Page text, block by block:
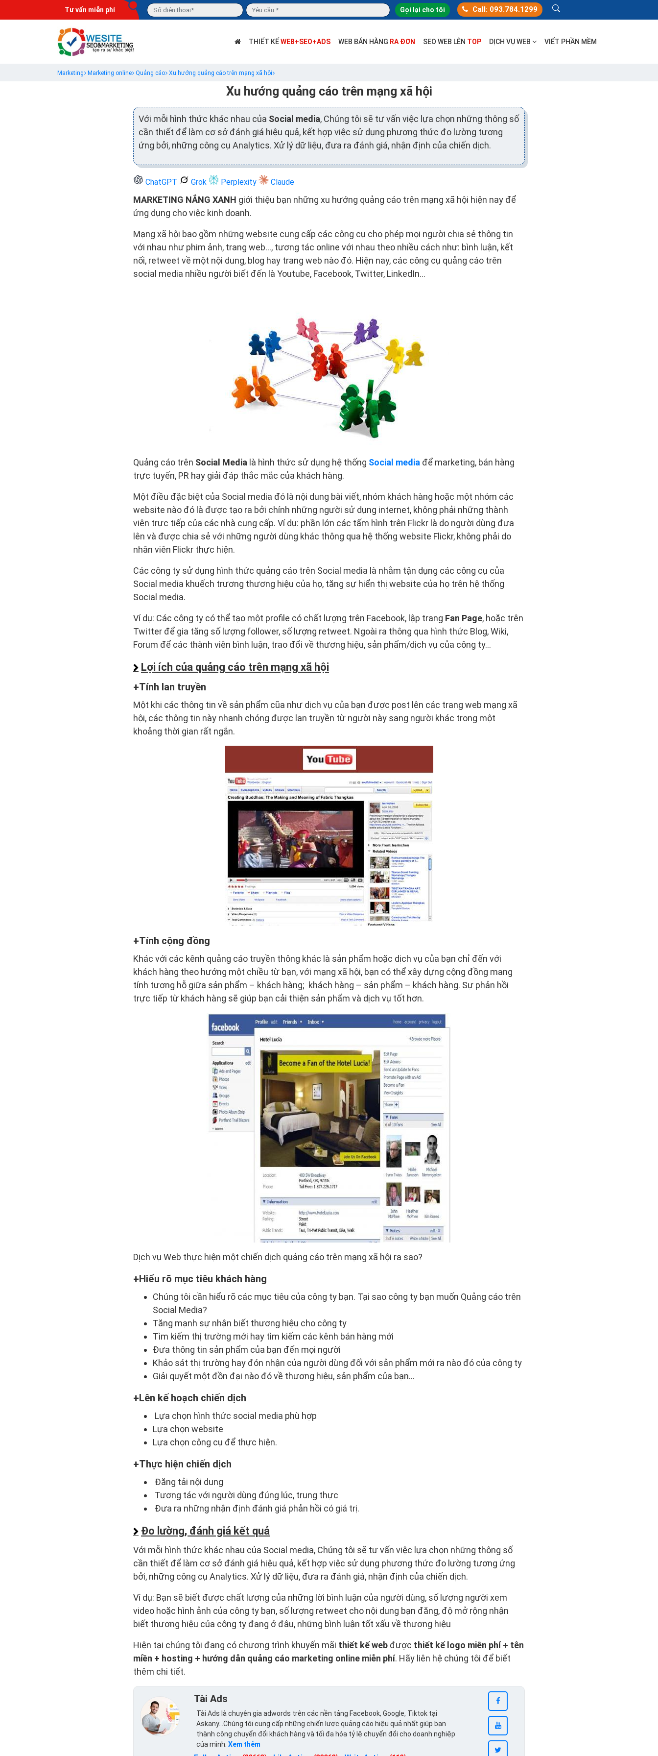
Tư vấn miễn phí Gọi lại cho tôi Call: 093.784.1299
THIẾT KẾWEB+SEO+ADS WEB BÁN HÀNG RA ĐƠN SEO WEB LÊN TOP DỊCH VỤ WEB VIẾT PHẦN MỀM
Marketing Marketing online Quảng cáo Xu hướng quảng cáo trên mạng xã hội
Xu hướng quảng cáo trên mạng xã hội
Với mỗi hình thức khác nhau của Social media, Chúng tôi sẽ tư vấn việc lựa chọn những thông số
cần thiết để làm cơ sở đánh giá hiệu quả, kết hợp việc sử dụng phương thức đo lường tương
ứng bởi, những công cụ Analytics. Xử lý dữ liệu, đưa ra đánh giá, nhận định của chiến dịch.
ChatGPT Grok Perplexity Claude
MARKETING NẮNG XANH giới thiệu bạn những xu hướng quảng cáo trên mạng xã hội hiện nay để
ứng dụng cho việc kinh doanh.
Mạng xã hội bao gồm những website cung cấp các công cụ cho phép mọi người chia sẻ thông tin
với nhau như phim ảnh, trang web…, tương tác online với nhau theo nhiều cách như: bình luận, kết
nối, retweet về một nội dung, blog hay trang web nào đó. Hiện nay, các công cụ quảng cáo trên
social media nhiều người biết đến là Youtube, Facebook, Twitter, LinkedIn…
Quảng cáo trên Social Media là hình thức sử dụng hệ thống Social media để marketing, bán hàng
trực tuyến, PR hay giải đáp thắc mắc của khách hàng.
Một điều đặc biệt của Social media đó là nội dung bài viết, nhóm khách hàng hoặc một nhóm các
website nào đó là được tạo ra bởi chính những người sử dụng internet, không phải những thành
viên trực tiếp của các nhà cung cấp. Ví dụ: phần lớn các tấm hình trên Flickr là do người dùng đưa
lên và được chia sẻ với những người dùng khác thông qua hệ thống website Flickr, không phải do
nhân viên Flickr thực hiện.
Các công ty sử dụng hình thức quảng cáo trên Social media là nhằm tận dụng các công cụ của
Social media khuếch trương thương hiệu của họ, tăng sự hiển thị website của họ trên hệ thống
Social media.
Ví dụ: Các công ty có thể tạo một profile có chất lượng trên Facebook, lập trang Fan Page, hoặc trên
Twitter để gia tăng số lượng follower, số lượng retweet. Ngoài ra thông qua hình thức Blog, Wiki,
Forum để các thành viên bình luận, trao đổi về thương hiệu, sản phẩm/dịch vụ của công ty…
Lợi ích của quảng cáo trên mạng xã hội
Tính lan truyền
Một khi các thông tin về sản phẩm cũa như dịch vụ của bạn được post lên các trang web mạng xã
hội, các thông tin này nhanh chóng được lan truyền từ người này sang người khác trong một
khoảng thời gian rất ngắn.
Tính cộng đồng
Khác với các kênh quảng cáo truyền thông khác là sản phẩm hoặc dịch vụ của bạn chỉ đến với
khách hàng theo hướng một chiều từ bạn, với mạng xã hội, bạn có thể xây dựng cộng đồng mang
tính tương hỗ giữa sản phẩm – khách hàng; khách hàng – sản phẩm – khách hàng. Sự phản hồi
trực tiếp từ khách hàng sẽ giúp bạn cải thiện sản phẩm và dịch vụ tốt hơn.
Dịch vụ Web thực hiện một chiến dịch quảng cáo trên mạng xã hội ra sao?
Hiểu rõ mục tiêu khách hàng
Chúng tôi cần hiểu rõ các mục tiêu của công ty bạn. Tại sao công ty bạn muốn Quảng cáo trên
Social Media?
Tăng mạnh sự nhận biết thương hiệu cho công ty
Tìm kiếm thị trường mới hay tìm kiếm các kênh bán hàng mới
Đưa thông tin sản phẩm của bạn đến mọi người
Khảo sát thị trường hay đón nhận của người dùng đối với sản phẩm mới ra nào đó của công ty
Giải quyết một đồn đại nào đó về thương hiệu, sản phẩm của bạn…
Lên kế hoạch chiến dịch
Lựa chọn hình thức social media phù hợp
Lựa chọn website
Lựa chọn công cụ để thực hiện.
Thực hiện chiến dịch
Đăng tải nội dung
Tương tác với người dùng đúng lúc, trung thực
Đưa ra những nhận định đánh giá phản hồi có giá trị.
Đo lường, đánh giá kết quả
Với mỗi hình thức khác nhau của Social media, Chúng tôi sẽ tư vấn việc lựa chọn những thông số
cần thiết để làm cơ sở đánh giá hiệu quả, kết hợp việc sử dụng phương thức đo lường tương ứng
bởi, những công cụ Analytics. Xử lý dữ liệu, đưa ra đánh giá, nhận định của chiến dịch.
Ví dụ: Bạn sẽ biết được chất lượng của những lời bình luận của người dùng, số lượng người xem
video hoặc hình ảnh của công ty bạn, số lượng retweet cho nội dung bạn đăng, độ mở rộng nhận
biết thương hiệu của công ty đang ở đâu, những bình luận tốt xấu về thương hiệu
Hiện tại chúng tôi đang có chương trình khuyến mãi thiết kế web được thiết kế logo miễn phí + tên
miền + hosting + hướng dẫn quảng cáo marketing online miễn phí. Hãy liên hệ chúng tôi để biết
thêm chi tiết.
Tài Ads
Tài Ads là chuyên gia adwords trên các nền tảng Facebook, Google, Tiktok tại
Askany...Chúng tôi cung cấp những chiến lược quảng cáo hiệu quả nhất giúp bạn
thành công chuyển đổi khách hàng và tối đa hóa tỷ lệ chuyển đổi cho doanh nghiệp
của mình. Xem thêm